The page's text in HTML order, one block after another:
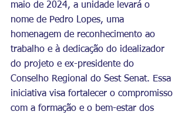
maio de 2024, a unidade levará o
nome de Pedro Lopes, uma
homenagem de reconhecimento ao
trabalho e à dedicação do idealizador
do projeto e ex-presidente do
Conselho Regional do Sest Senat. Essa
iniciativa visa fortalecer o compromisso
com a formação e o bem-estar dos